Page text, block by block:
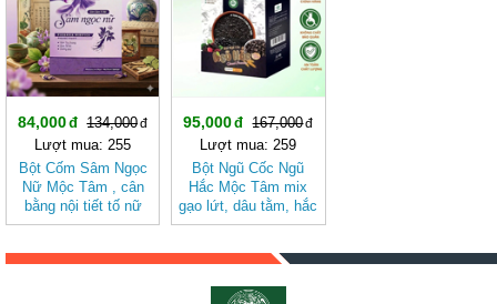
84,000
134,000
Lượt mua: 255
Bột Cốm Sâm Ngọc
Nữ Mộc Tâm , cân
bằng nội tiết tố nữ
95,000
167,000
Lượt mua: 259
Bột Ngũ Cốc Ngũ
Hắc Mộc Tâm mix
gạo lứt, dâu tằm, hắc
kỷ tử, mè đen, đậu